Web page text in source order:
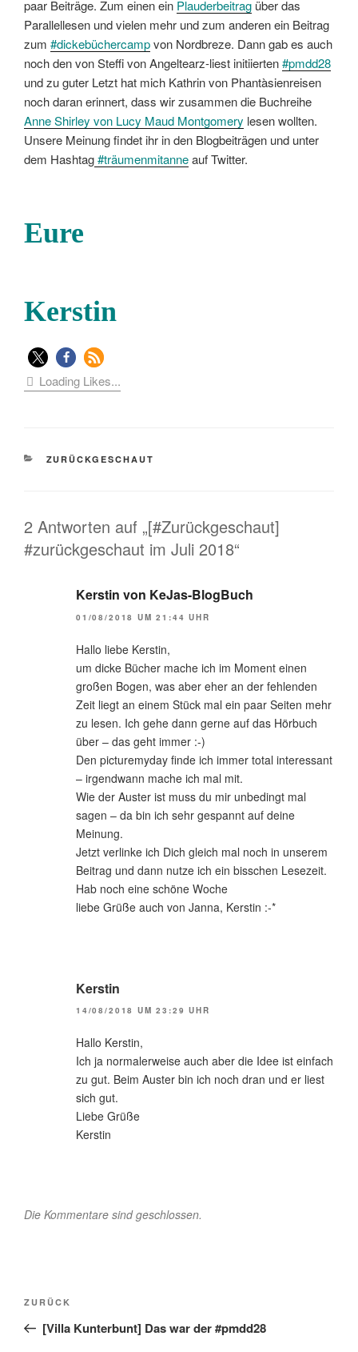
paar Beiträge. Zum einen ein Plauderbeitrag über das
Parallellesen und vielen mehr und zum anderen ein Beitrag
zum #dickebüchercampvon Nordbreze. Dann gab es auch
noch den von Steffi von Angeltearz-liest initiierten#pmdd28
und zu guter Letzt hat mich Kathrin von Phantàsienreisen
noch daran erinnert, dass wir zusammen die Buchreihe
Anne Shirley von Lucy Maud Montgomery lesen wollten.
Unsere Meinung findet ihr in den Blogbeiträgen und unter
dem Hashtag#träumenmitanneauf Twitter.
Eure
Kerstin
Loading Likes...
KATEGORIEN
ZURÜCKGESCHAUT
2 Antworten auf „[#Zurückgeschaut]
#zurückgeschaut im Juli 2018“
Kerstin von KeJas-BlogBuch
01/08/2018 UM 21:44 UHR
Hallo liebe Kerstin,
um dicke Bücher mache ich im Moment einen
großen Bogen, was aber eher an der fehlenden
Zeit liegt an einem Stück mal ein paar Seiten mehr
zu lesen. Ich gehe dann gerne auf das Hörbuch
über – das geht immer :-)
Den picturemyday finde ich immer total interessant
– irgendwann mache ich mal mit.
Wie der Auster ist muss du mir unbedingt mal
sagen – da bin ich sehr gespannt auf deine
Meinung.
Jetzt verlinke ich Dich gleich mal noch in unserem
Beitrag und dann nutze ich ein bisschen Lesezeit.
Hab noch eine schöne Woche
liebe Grüße auch von Janna, Kerstin :-*
Kerstin
14/08/2018 UM 23:29 UHR
Hallo Kerstin,
Ich ja normalerweise auch aber die Idee ist einfach
zu gut. Beim Auster bin ich noch dran und er liest
sich gut.
Liebe Grüße
Kerstin
Die Kommentare sind geschlossen.
Beitragsnavigation
Vorheriger
Beitrag
ZURÜCK
[Villa Kunterbunt] Das war der #pmdd28